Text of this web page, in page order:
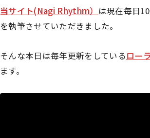
当サイト(Nagi Rhythm） は現在毎日
を執筆させていただきました。
そんな本日は毎年更新をしているロー
ます。